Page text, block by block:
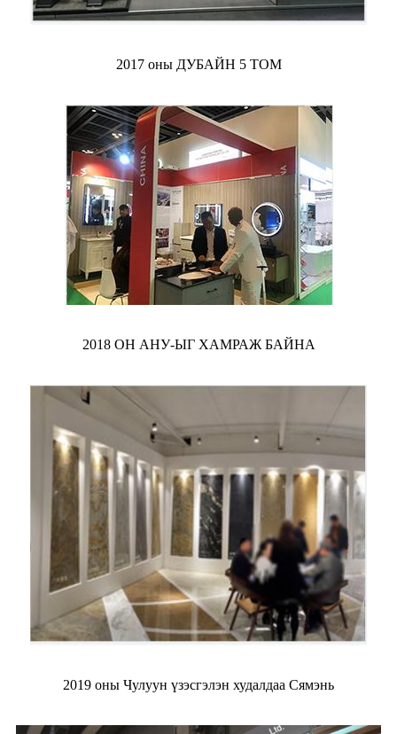
2017 оны ДУБАЙН 5 ТОМ
2018 ОН АНУ-ЫГ ХАМРАЖ БАЙНА
2019 оны Чулуун үзэсгэлэн худалдаа Сямэнь